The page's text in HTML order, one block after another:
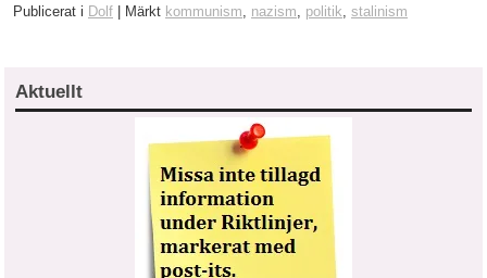
Publicerat i Dolf Märkt kommunism, nazism, politik, stalinism
Aktuellt